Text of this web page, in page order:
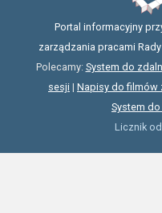
Portal informacyjny
zarządzania pracami
Polecamy: System do
sesji | Napisy do filmów
System
Licznik